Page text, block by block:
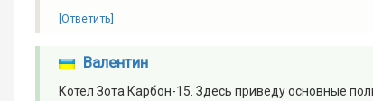
[Ответить]
Валентин
Котел Зота Карбон-15. Здесь приведу основные